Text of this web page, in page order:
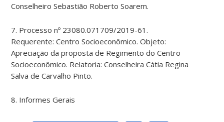
Conselheiro Sebastião Roberto Soarem.
7. Processo nº 23080.071709/2019-61.
Requerente: Centro Socioeconômico. Objeto:
Apreciação da proposta de Regimento do Centro
Socioeconômico. Relatoria: Conselheira Cátia Regina
Salva de Carvalho Pinto.
8. Informes Gerais